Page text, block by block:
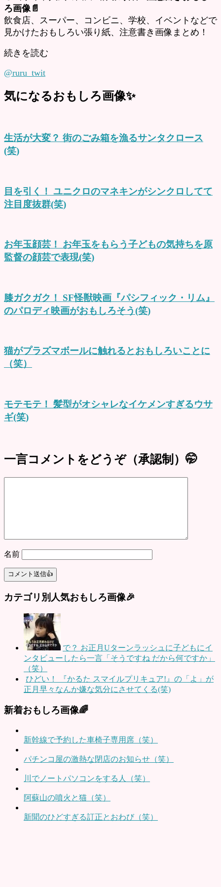
ろ画像📄
飲食店、スーパー、コンビニ、学校、イベントなどで
見かけたおもしろい張り紙、注意書き画像まとめ！
続きを読む
@ruru_twit
気になるおもしろ画像✨
生活が大変？ 街のごみ箱を漁るサンタクロース
(笑)
目を引く！ ユニクロのマネキンがシンクロしてて
注目度抜群(笑)
お年玉顔芸！ お年玉をもらう子どもの気持ちを原
監督の顔芸で表現(笑)
膝ガクガク！ SF怪獣映画『パシフィック・リム』
のパロディ映画がおもしろそう(笑)
猫がプラズマボールに触れるとおもしろいことに
（笑）
モテモテ！ 髪型がオシャレなイケメンすぎるウサ
ギ(笑)
一言コメントをどうぞ（承認制）🤭
名前
カテゴリ別人気おもしろ画像🎉
で？ お正月Uターンラッシュに子どもにイ
ンタビューしたら一言「そうですね だから何ですか」
（笑）
ひどい！ 『かるた スマイルプリキュア!』の「よ」が
正月早々なんか嫌な気分にさせてくる(笑)
新着おもしろ画像🌈
新幹線で予約した車椅子専用席（笑）
パチンコ屋の激熱な閉店のお知らせ（笑）
川でノートパソコンをする人（笑）
阿蘇山の噴火と猫（笑）
新聞のひどすぎる訂正とおわび（笑）